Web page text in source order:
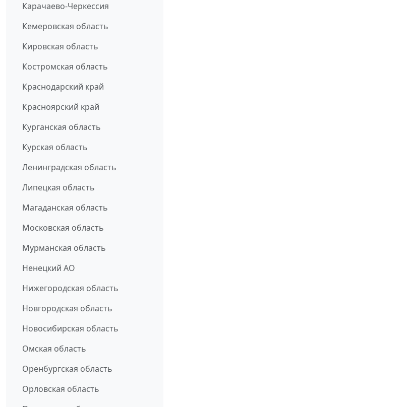
Карачаево-Черкессия
Кемеровская область
Кировская область
Костромская область
Краснодарский край
Красноярский край
Курганская область
Курская область
Ленинградская область
Липецкая область
Магаданская область
Московская область
Мурманская область
Ненецкий АО
Нижегородская область
Новгородская область
Новосибирская область
Омская область
Оренбургская область
Орловская область